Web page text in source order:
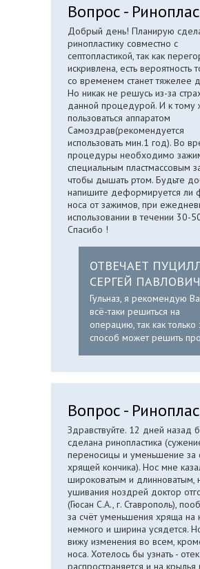
Вопрос -
Добрый день! Планирую
ринопластику совместно с
септопластикой, так как
искривлена, есть вероятность
со временем станет тяжелее
Но никак не решусь из-за
данной процедурой. И к тому
пользоваться аппаратом
Самоздрав(рекомендуется
использовать мин.1 год). Во
процедуры необходимо
специальным пластмассовым
чтобы дышать ртом. Будьте
напишите деформируется ли
носа от зажимов, при
использовании в течении 30-
Спасибо !
ОТВЕЧАЕТ
СЕРГЕЙ ПАВЛОВИЧ
Гульназ, я рекомендую
всё-таки решиться на
операцию, так как только
способ может решить
Вопрос -
Здравствуйте. 12 дней назад
сделана ринопластика
переносицы и уменьшение за
хрящей кончика). Нос мне
широковатым и длинноватым,
ушивания ноздрей доктор
(Гюсан С.А., г. Ставрополь),
за счёт уменьшения хряща на
немного и ширина усядется.
вижу изменения во всем,
носа. Хотелось бы узнать - отек
распространяется и на крылья